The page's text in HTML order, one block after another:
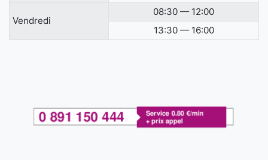
Vendredi
08:30 — 12:00
13:30 — 16:00